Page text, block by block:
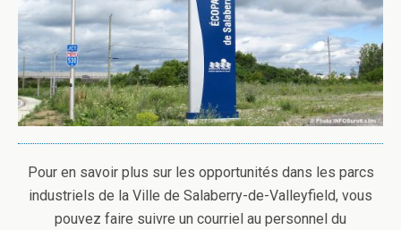
Pour en savoir plus sur les opportunités dans les parcs
industriels de la Ville de Salaberry-de-Valleyfield, vous
pouvez faire suivre un courriel au personnel du